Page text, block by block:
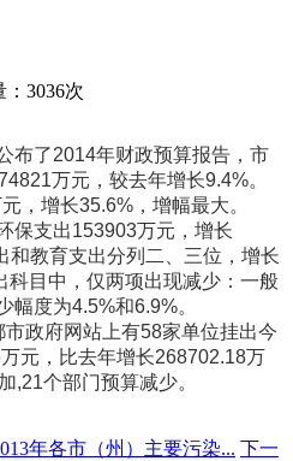
：3036次
了2014年财政预算报告，市
万元，较去年增长9.4%。
，增长35.6%，增幅最大。
支出153903万元，增长
和教育支出分列二、三位，增长
科目中，仅两项出现减少：一般
幅度为4.5%和6.9%。
政府网站上有58家单位挂出今
元，比去年增长268702.18万
,21个部门预算减少。
年各市（州）主要污染... 下一